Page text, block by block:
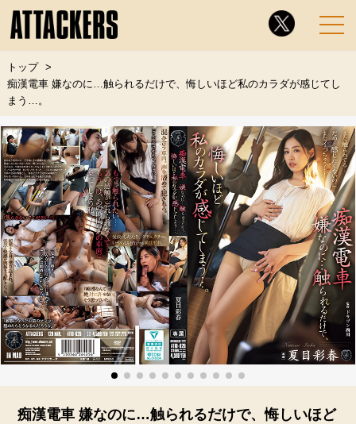
トップ
痴漢電車 嫌なのに…触られるだけで、悔しいほど私のカラダが感じてし
まう…。
痴漢電車 嫌なのに…触られるだけで、悔しいほど